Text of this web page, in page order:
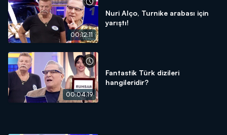
00:12:11
Nuri Alço, Turnike arabası için
yarıştı!
00:04:19
Fantastik Türk dizileri
hangileridir?